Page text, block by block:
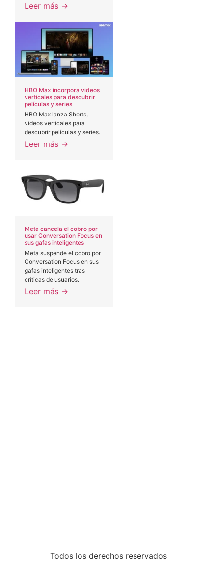
Leer más →
HBO Max incorpora videos
verticales para descubrir
películas y series
HBO Max lanza Shorts,
videos verticales para
descubrir películas y series.
Leer más →
Meta cancela el cobro por
usar Conversation Focus en
sus gafas inteligentes
Meta suspende el cobro por
Conversation Focus en sus
gafas inteligentes tras
críticas de usuarios.
Leer más →
Todos los derechos reservados